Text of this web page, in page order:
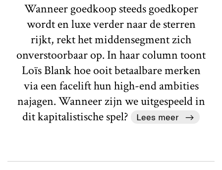
Wanneer goedkoop steeds goedkoper
wordt en luxe verder naar de sterren
rijkt, rekt het middensegment zich
onverstoorbaar op. In haar column toont
Loïs Blank hoe ooit betaalbare merken
via een facelift hun high-end ambities
najagen. Wanneer zijn we uitgespeeld in
dit kapitalistische spel?
Lees meer